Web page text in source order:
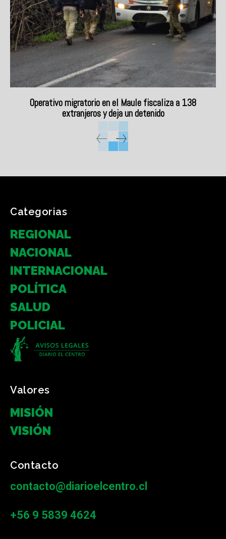
Operativo migratorio en el Maule fiscaliza a 138
extranjeros y deja un detenido
Categorias
REGIONAL
NACIONAL
INTERNACIONAL
POLÍTICA
SALUD
POLICIAL
Valores
MISIÓN
VISIÓN
Contacto
contacto@diarioelcentro.cl
+56 9 5839 4624